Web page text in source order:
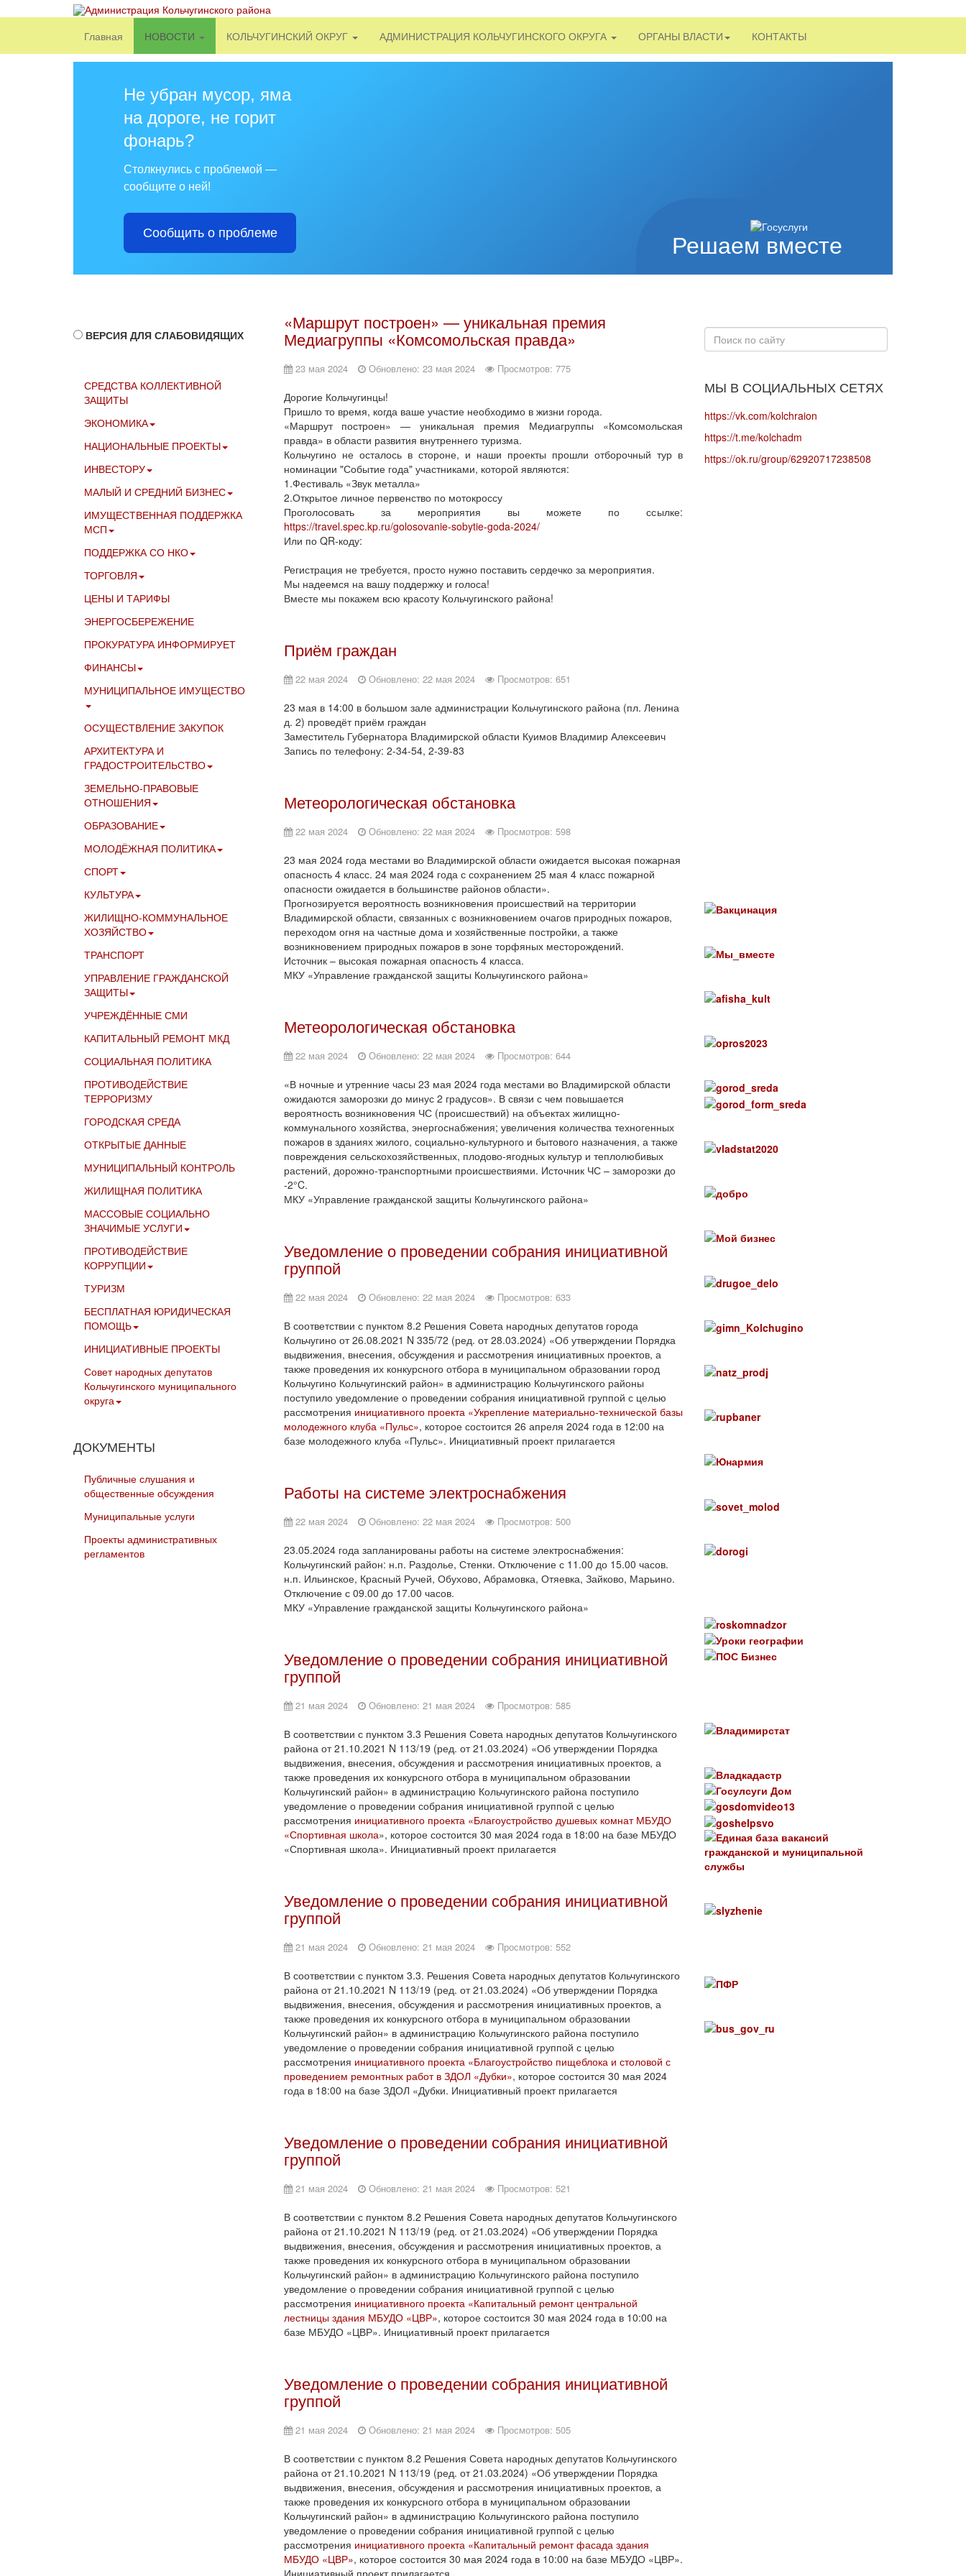
Главная НОВОСТИ КОЛЬЧУГИНСКИЙ ОКРУГ АДМИНИСТРАЦИЯ КОЛЬЧУГИНСКОГО ОКРУГА ОРГАНЫ ВЛАСТИ КОНТАКТЫ
Решаем вместе
Не убран мусор, яма
на дороге, не горит
фонарь?
Столкнулись с проблемой —
сообщите о ней!
Сообщить о проблеме
«Маршрут построен» — уникальная премия
Медиагруппы «Комсомольская правда»
23 мая 2024 Обновлено: 23 мая 2024 Просмотров: 775
Дорогие Кольчугинцы!
Пришло то время, когда ваше участие необходимо в жизни города.
«Маршрут построен» — уникальная премия Медиагруппы «Комсомольская
правда» в области развития внутреннего туризма.
Кольчугино не осталось в стороне, и наши проекты прошли отборочный тур в
номинации "Событие года" участниками, которой являются:
1.Фестиваль «Звук металла»
2.Открытое личное первенство по мотокроссу
Проголосовать за мероприятия вы можете по ссылке:
https://travel.spec.kp.ru/golosovanie-sobytie-goda-2024/
Или по QR-коду:
Регистрация не требуется, просто нужно поставить сердечко за мероприятия.
Мы надеемся на вашу поддержку и голоса!
Вместе мы покажем всю красоту Кольчугинского района!
Приём граждан
22 мая 2024 Обновлено: 22 мая 2024 Просмотров: 651
23 мая в 14:00 в большом зале администрации Кольчугинского района (пл. Ленина
д. 2) проведёт приём граждан
Заместитель Губернатора Владимирской области Куимов Владимир Алексеевич
Запись по телефону: 2-34-54, 2-39-83
Метеорологическая обстановка
22 мая 2024 Обновлено: 22 мая 2024 Просмотров: 598
23 мая 2024 года местами во Владимирской области ожидается высокая пожарная
опасность 4 класс. 24 мая 2024 года с сохранением 25 мая 4 класс пожарной
опасности ожидается в большинстве районов области».
Прогнозируется вероятность возникновения происшествий на территории
Владимирской области, связанных с возникновением очагов природных пожаров,
переходом огня на частные дома и хозяйственные постройки, а также
возникновением природных пожаров в зоне торфяных месторождений.
Источник – высокая пожарная опасность 4 класса.
МКУ «Управление гражданской защиты Кольчугинского района»
Метеорологическая обстановка
22 мая 2024 Обновлено: 22 мая 2024 Просмотров: 644
«В ночные и утренние часы 23 мая 2024 года местами во Владимирской области
ожидаются заморозки до минус 2 градусов». В связи с чем повышается
вероятность возникновения ЧС (происшествий) на объектах жилищно-
коммунального хозяйства, энергоснабжения; увеличения количества техногенных
пожаров в зданиях жилого, социально-культурного и бытового назначения, а также
повреждения сельскохозяйственных, плодово-ягодных культур и теплолюбивых
растений, дорожно-транспортными происшествиями. Источник ЧС – заморозки до
-2°C.
МКУ «Управление гражданской защиты Кольчугинского района»
Уведомление о проведении собрания инициативной
группой
22 мая 2024 Обновлено: 22 мая 2024 Просмотров: 633
В соответствии с пунктом 8.2 Решения Совета народных депутатов города
Кольчугино от 26.08.2021 N 335/72 (ред. от 28.03.2024) «Об утверждении Порядка
выдвижения, внесения, обсуждения и рассмотрения инициативных проектов, а
также проведения их конкурсного отбора в муниципальном образовании город
Кольчугино Кольчугинский район» в администрацию Кольчугинского районы
поступило уведомление о проведении собрания инициативной группой с целью
рассмотрения инициативного проекта «Укрепление материально-технической базы
молодежного клуба «Пульс», которое состоится 26 апреля 2024 года в 12:00 на
базе молодежного клуба «Пульс». Инициативный проект прилагается
Работы на системе электроснабжения
22 мая 2024 Обновлено: 22 мая 2024 Просмотров: 500
23.05.2024 года запланированы работы на системе электроснабжения:
Кольчугинский район: н.п. Раздолье, Стенки. Отключение с 11.00 до 15.00 часов.
н.п. Ильинское, Красный Ручей, Обухово, Абрамовка, Отяевка, Зайково, Марьино.
Отключение с 09.00 до 17.00 часов.
МКУ «Управление гражданской защиты Кольчугинского района»
Уведомление о проведении собрания инициативной
группой
21 мая 2024 Обновлено: 21 мая 2024 Просмотров: 585
В соответствии с пунктом 3.3 Решения Совета народных депутатов Кольчугинского
района от 21.10.2021 N 113/19 (ред. от 21.03.2024) «Об утверждении Порядка
выдвижения, внесения, обсуждения и рассмотрения инициативных проектов, а
также проведения их конкурсного отбора в муниципальном образовании
Кольчугинский район» в администрацию Кольчугинского района поступило
уведомление о проведении собрания инициативной группой с целью
рассмотрения инициативного проекта «Благоустройство душевых комнат МБУДО
«Спортивная школа», которое состоится 30 мая 2024 года в 18:00 на базе МБУДО
«Спортивная школа». Инициативный проект прилагается
Уведомление о проведении собрания инициативной
группой
21 мая 2024 Обновлено: 21 мая 2024 Просмотров: 552
В соответствии с пунктом 3.3. Решения Совета народных депутатов Кольчугинского
района от 21.10.2021 N 113/19 (ред. от 21.03.2024) «Об утверждении Порядка
выдвижения, внесения, обсуждения и рассмотрения инициативных проектов, а
также проведения их конкурсного отбора в муниципальном образовании
Кольчугинский район» в администрацию Кольчугинского района поступило
уведомление о проведении собрания инициативной группой с целью
рассмотрения инициативного проекта «Благоустройство пищеблока и столовой с
проведением ремонтных работ в ЗДОЛ «Дубки», которое состоится 30 мая 2024
года в 18:00 на базе ЗДОЛ «Дубки. Инициативный проект прилагается
Уведомление о проведении собрания инициативной
группой
21 мая 2024 Обновлено: 21 мая 2024 Просмотров: 521
В соответствии с пунктом 8.2 Решения Совета народных депутатов Кольчугинского
района от 21.10.2021 N 113/19 (ред. от 21.03.2024) «Об утверждении Порядка
выдвижения, внесения, обсуждения и рассмотрения инициативных проектов, а
также проведения их конкурсного отбора в муниципальном образовании
Кольчугинский район» в администрацию Кольчугинского района поступило
уведомление о проведении собрания инициативной группой с целью
рассмотрения инициативного проекта «Капитальный ремонт центральной
лестницы здания МБУДО «ЦВР», которое состоится 30 мая 2024 года в 10:00 на
базе МБУДО «ЦВР». Инициативный проект прилагается
Уведомление о проведении собрания инициативной
группой
21 мая 2024 Обновлено: 21 мая 2024 Просмотров: 505
В соответствии с пунктом 8.2 Решения Совета народных депутатов Кольчугинского
района от 21.10.2021 N 113/19 (ред. от 21.03.2024) «Об утверждении Порядка
выдвижения, внесения, обсуждения и рассмотрения инициативных проектов, а
также проведения их конкурсного отбора в муниципальном образовании
Кольчугинский район» в администрацию Кольчугинского района поступило
уведомление о проведении собрания инициативной группой с целью
рассмотрения инициативного проекта «Капитальный ремонт фасада здания
МБУДО «ЦВР», которое состоится 30 мая 2024 года в 10:00 на базе МБУДО «ЦВР».
ВЕРСИЯ ДЛЯ СЛАБОВИДЯЩИХ
СРЕДСТВА КОЛЛЕКТИВНОЙ
ЗАЩИТЫ
ЭКОНОМИКА
НАЦИОНАЛЬНЫЕ ПРОЕКТЫ
ИНВЕСТОРУ
МАЛЫЙ И СРЕДНИЙ БИЗНЕС
ИМУЩЕСТВЕННАЯ ПОДДЕРЖКА
МСП
ПОДДЕРЖКА СО НКО
ТОРГОВЛЯ
ЦЕНЫ И ТАРИФЫ
ЭНЕРГОСБЕРЕЖЕНИЕ
ПРОКУРАТУРА ИНФОРМИРУЕТ
ФИНАНСЫ
МУНИЦИПАЛЬНОЕ ИМУЩЕСТВО
ОСУЩЕСТВЛЕНИЕ ЗАКУПОК
АРХИТЕКТУРА И
ГРАДОСТРОИТЕЛЬСТВО
ЗЕМЕЛЬНО-ПРАВОВЫЕ
ОТНОШЕНИЯ
ОБРАЗОВАНИЕ
МОЛОДЁЖНАЯ ПОЛИТИКА
СПОРТ
КУЛЬТУРА
ЖИЛИЩНО-КОММУНАЛЬНОЕ
ХОЗЯЙСТВО
ТРАНСПОРТ
УПРАВЛЕНИЕ ГРАЖДАНСКОЙ
ЗАЩИТЫ
УЧРЕЖДЁННЫЕ СМИ
КАПИТАЛЬНЫЙ РЕМОНТ МКД
СОЦИАЛЬНАЯ ПОЛИТИКА
ПРОТИВОДЕЙСТВИЕ
ТЕРРОРИЗМУ
ГОРОДСКАЯ СРЕДА
ОТКРЫТЫЕ ДАННЫЕ
МУНИЦИПАЛЬНЫЙ КОНТРОЛЬ
ЖИЛИЩНАЯ ПОЛИТИКА
МАССОВЫЕ СОЦИАЛЬНО
ЗНАЧИМЫЕ УСЛУГИ
ПРОТИВОДЕЙСТВИЕ
КОРРУПЦИИ
ТУРИЗМ
БЕСПЛАТНАЯ ЮРИДИЧЕСКАЯ
ПОМОЩЬ
ИНИЦИАТИВНЫЕ ПРОЕКТЫ
Совет народных депутатов
Кольчугинского муниципального
округа
ДОКУМЕНТЫ
Публичные слушания и
общественные обсуждения
Муниципальные услуги
Проекты административных
регламентов
Искать...
МЫ В СОЦИАЛЬНЫХ СЕТЯХ
https://vk.com/kolchraion
https://t.me/kolchadm
https://ok.ru/group/62920717238508